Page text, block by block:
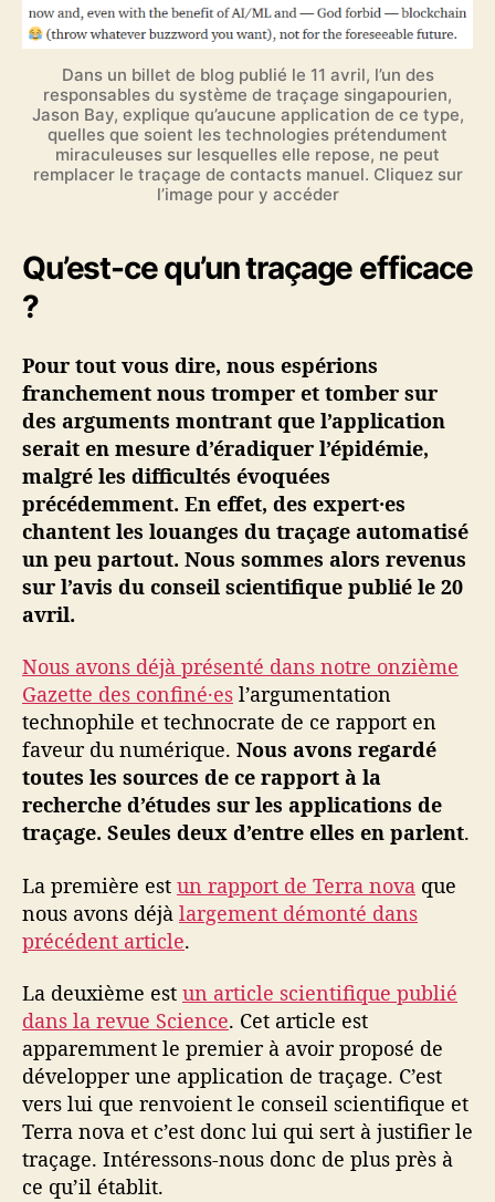
Dans un billet de blog publié le 11 avril, l’un des
responsables du système de traçage singapourien,
Jason Bay, explique qu’aucune application de ce type,
quelles que soient les technologies prétendument
miraculeuses sur lesquelles elle repose, ne peut
remplacer le traçage de contacts manuel. Cliquez sur
l’image pour y accéder
Qu’est-ce qu’un traçage efficace
?
Pour tout vous dire, nous espérions
franchement nous tromper et tomber sur
des arguments montrant que l’application
serait en mesure d’éradiquer l’épidémie,
malgré les difficultés évoquées
précédemment. En effet, des expert·es
chantent les louanges du traçage automatisé
un peu partout. Nous sommes alors revenus
sur l’avis du conseil scientifique publié le 20
avril.
Nous avons déjà présenté dans notre onzième
Gazette des confiné·es l’argumentation
technophile et technocrate de ce rapport en
faveur du numérique. Nous avons regardé
toutes les sources de ce rapport à la
recherche d’études sur les applications de
traçage. Seules deux d’entre elles en parlent.
La première est un rapport de Terra nova que
nous avons déjà largement démonté dans
précédent article.
La deuxième est un article scientifique publié
dans la revue Science. Cet article est
apparemment le premier à avoir proposé de
développer une application de traçage. C’est
vers lui que renvoient le conseil scientifique et
Terra nova et c’est donc lui qui sert à justifier le
traçage. Intéressons-nous donc de plus près à
ce qu’il établit.